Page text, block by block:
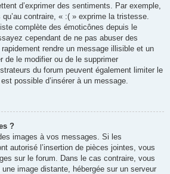
d’exprimer des sentiments. Par exemple,
contraire, « :( » exprime la tristesse.
complète des émoticônes depuis le
cependant de ne pas abuser des
rendre un message illisible et un
de le modifier ou de le supprimer
du forum peuvent également limiter le
possible d’insérer à un message.
?
images à vos messages. Si les
autorisé l’insertion de pièces jointes, vous
sur le forum. Dans le cas contraire, vous
image distante, hébergée sur un serveur